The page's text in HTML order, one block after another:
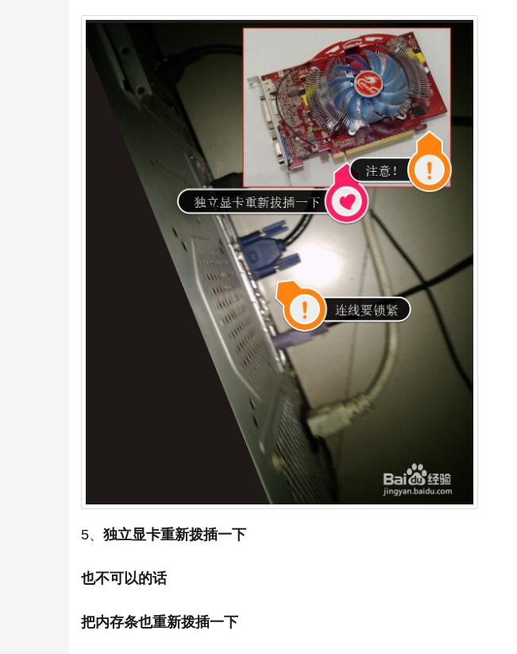
5、 独立显卡重新拨插一下
也不可以的话
把内存条也重新拨插一下